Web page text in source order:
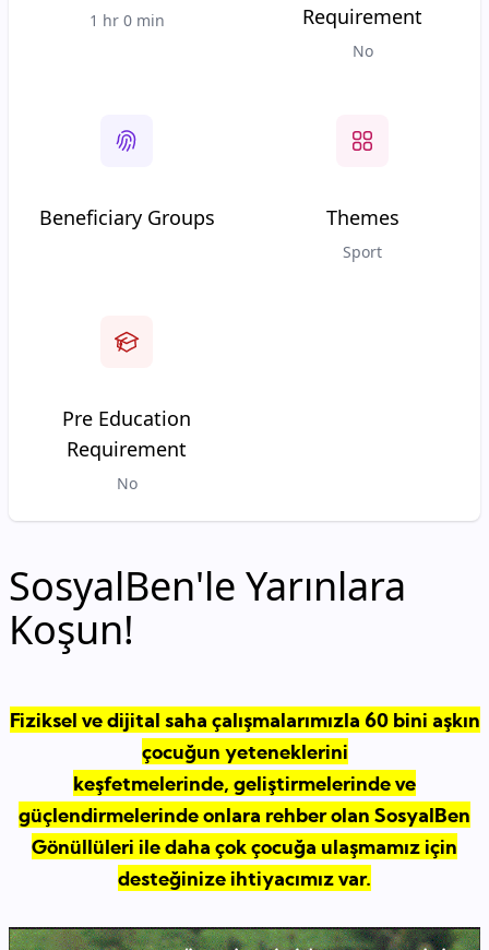
1 hr 0 min
Requirement
No
Beneficiary Groups Themes
Sport
Pre Education
Requirement
No
SosyalBen'le Yarınlara
Koşun!
Fiziksel ve dijital saha çalışmalarımızla 60 bini aşkın
çocuğun yeteneklerini
keşfetmelerinde, geliştirmelerinde ve
güçlendirmelerinde onlara rehber olan SosyalBen
Gönüllüleri ile daha çok çocuğa ulaşmamız için
desteğinize ihtiyacımız var.